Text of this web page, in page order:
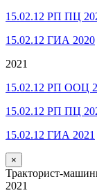
15.02.12 РП ПЦ
15.02.12 ГИА 2020
2021
15.02.12 РП ООЦ
15.02.12 РП ПЦ
15.02.12 ГИА 2021
×
Тракторист-
2021